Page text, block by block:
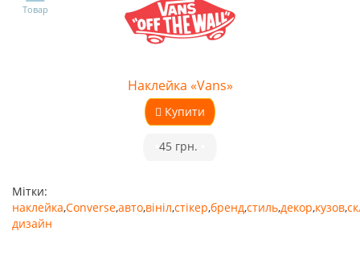
Товар
Наклейка «Vans»
Купити
45 грн.
Мітки:
наклейка,Converse,авто,вініл,стікер,бренд,стиль,декор,кузов,
дизайн